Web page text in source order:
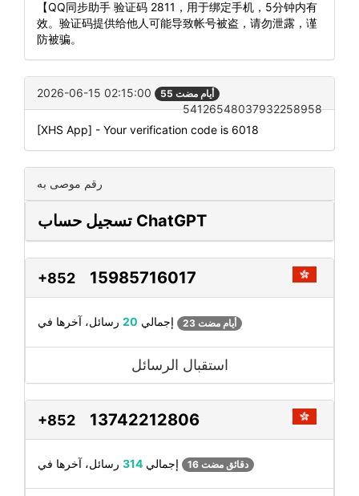
【QQ同步助手 验证码 2811，用于绑定手机，5分钟内有
效。验证码提供给他人可能导致帐号被盗，请勿泄露，谨
防被骗。
2026-06-15 02:15:00 55 أيام مضت
54126548037932258958
[XHS App] - Your verification code is 6018
رقم موصى به
تسجيل حساب ChatGPT
+852 15985716017
إجمالي 20 23 أيام مضت
استقبال الرسائل
+852 13742212806
إجمالي 314 16 دقائق مضت